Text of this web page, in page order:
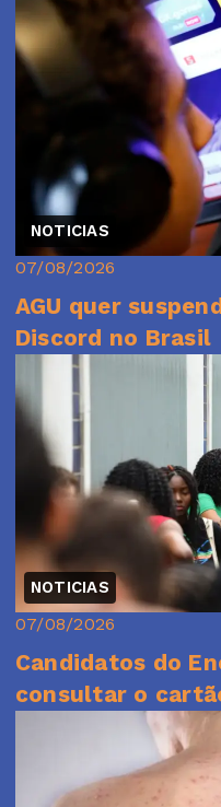
NOTICIAS
07/08/2026
AGU quer
Discord no Brasil
NOTICIAS
07/08/2026
Candidatos do
consultar o